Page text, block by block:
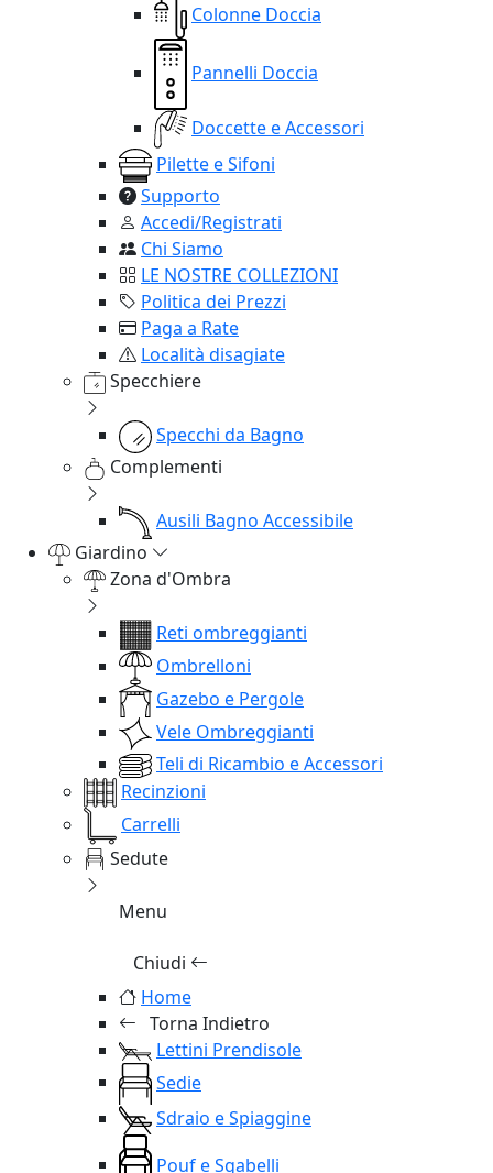
Colonne Doccia
Pannelli Doccia
Doccette e Accessori
Pilette e Sifoni
Supporto
Accedi/Registrati
Chi Siamo
LE NOSTRE COLLEZIONI
Politica dei Prezzi
Paga a Rate
Località disagiate
Specchiere
Specchi da Bagno
Complementi
Ausili Bagno Accessibile
Giardino
Zona d'Ombra
Reti ombreggianti
Ombrelloni
Gazebo e Pergole
Vele Ombreggianti
Teli di Ricambio e Accessori
Recinzioni
Carrelli
Sedute
Menu
Chiudi
Home
Torna Indietro
Lettini Prendisole
Sedie
Sdraio e Spiaggine
Pouf e Sgabelli